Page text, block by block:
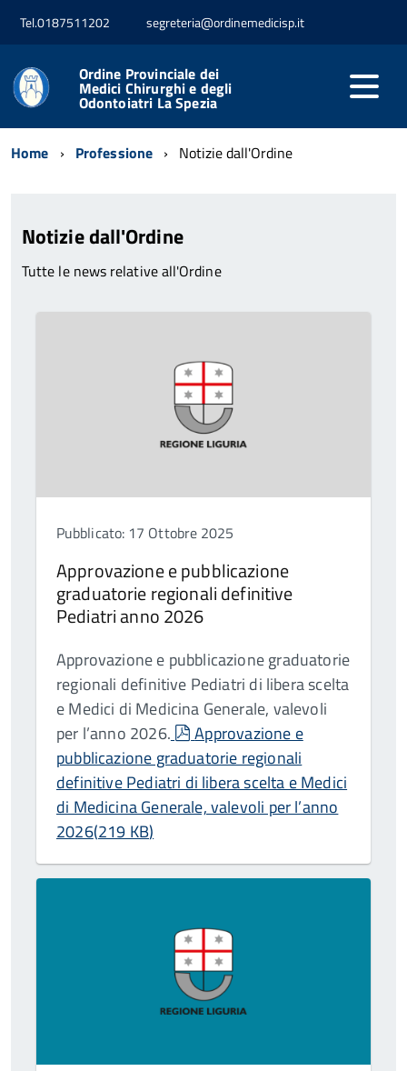
Tel.0187511202 segreteria@ordinemedicisp.it
Ordine Provinciale dei
Medici Chirurghi e degli
Odontoiatri La Spezia
Home Professione Notizie dall'Ordine
Notizie dall'Ordine
Tutte le news relative all'Ordine
Pubblicato: 17 Ottobre 2025
Approvazione e pubblicazione
graduatorie regionali definitive
Pediatri anno 2026
Approvazione e pubblicazione graduatorie
regionali definitive Pediatri di libera scelta
e Medici di Medicina Generale, valevoli
per l’anno 2026.
pdf
Approvazione e
pubblicazione graduatorie regionali
definitive Pediatri di libera scelta e Medici
di Medicina Generale, valevoli per l’anno
2026(219 KB)